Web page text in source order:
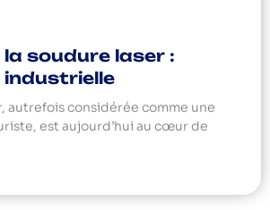
la soudure laser :
autrefois considérée comme une
est aujourd’hui au cœur de